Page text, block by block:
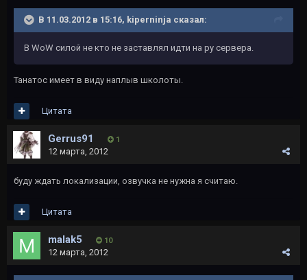
В 11.03.2012 в 15:16, kiperninja сказал:
В WoW силой не кто не заставлял идти на ру сервера.
Танатос имеет в виду наплыв школоты.
Цитата
Gerrus91 1
12 марта, 2012
буду ждать локализации, озвучка не нужна я считаю.
Цитата
malak5 10
12 марта, 2012